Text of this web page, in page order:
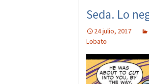
Seda. Lo
24 julio, 2017
Lobato